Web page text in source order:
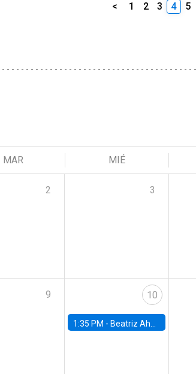
< 1 2 3 4 5
MAR MIÉ
2 3
9 10
1:35 PM - Beatriz Ahumada, PhD candidate, Universidad de Pittsburgh